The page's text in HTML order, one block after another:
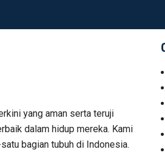
yang aman serta teruji
dalam hidup mereka. Kami
bagian tubuh di Indonesia.